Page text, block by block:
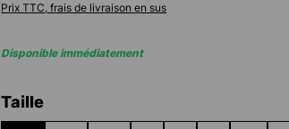
Prix TTC, frais de livraison en sus
Disponible immédiatement
Sélectionnez
Taille